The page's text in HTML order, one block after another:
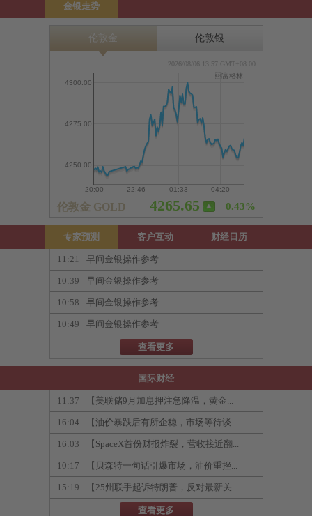
金银走势
专家预测 客户互动 财经日历
11:21 早间金银操作参考
10:39 早间金银操作参考
10:58 早间金银操作参考
10:49 早间金银操作参考
查看更多
国际财经
11:37 【美联储9月加息押注急降温，黄金...
16:04 【油价暴跌后有所企稳，市场等待谈...
16:03 【SpaceX首份财报炸裂，营收接近翻...
10:17 【贝森特一句话引爆市场，油价重挫...
15:19 【25州联手起诉特朗普，反对最新关...
查看更多